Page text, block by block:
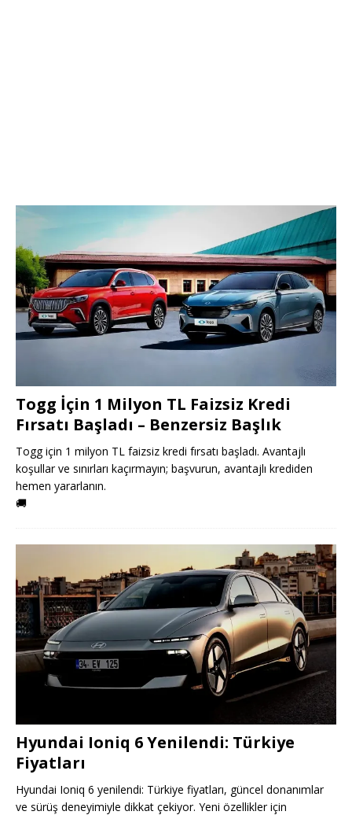
Togg İçin 1 Milyon TL Faizsiz Kredi
Fırsatı Başladı – Benzersiz Başlık
Togg için 1 milyon TL faizsiz kredi fırsatı başladı. Avantajlı
koşullar ve sınırları kaçırmayın; başvurun, avantajlı krediden
hemen yararlanın.
🚚
Hyundai Ioniq 6 Yenilendi: Türkiye
Fiyatları
Hyundai Ioniq 6 yenilendi: Türkiye fiyatları, güncel donanımlar
ve sürüş deneyimiyle dikkat çekiyor. Yeni özellikler için